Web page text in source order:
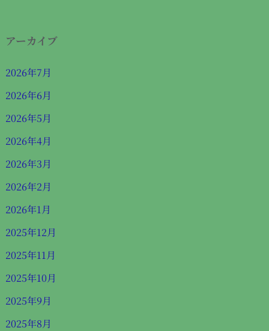
アーカイブ
2026年7月
2026年6月
2026年5月
2026年4月
2026年3月
2026年2月
2026年1月
2025年12月
2025年11月
2025年10月
2025年9月
2025年8月